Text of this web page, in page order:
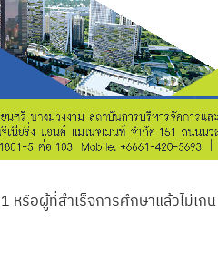
หรือผู้ที่สำเร็จการศึกษาแล้วไ